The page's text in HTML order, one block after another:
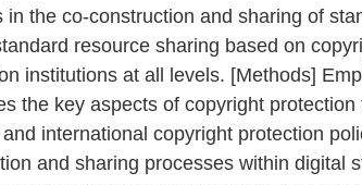
in the co-construction and sharing of
resource sharing based on
institutions at all levels. [Methods]
the key aspects of copyright
international copyright protection
and sharing processes within digital